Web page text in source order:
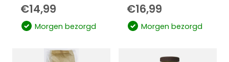
€14,99
Morgen bezorgd
€16,99
Morgen bezorgd